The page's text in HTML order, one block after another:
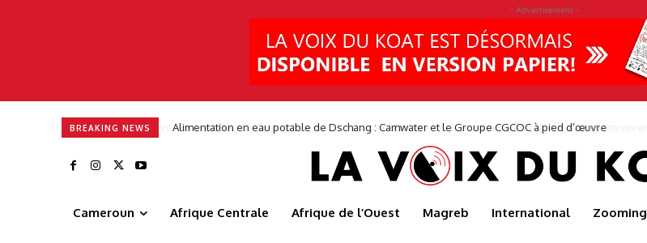
- Advertisement -
BREAKING NEWS Alimentation en eau potable de Dschang : Camwater et le Groupe CGCOC à pied d’œuvre
Cameroun Afrique Centrale Afrique de l’Ouest Magreb International Zooming